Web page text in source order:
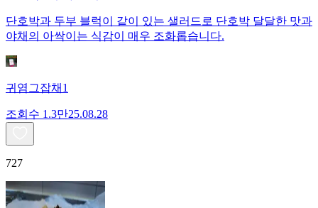
단호박과 두부 블럭이 같이 있는 샐러드로 단호박 달달한 맛과
야채의 아싹이는 식감이 매우 조화롭습니다.
귀염그잡채1
조회수 1.3만25.08.28
727